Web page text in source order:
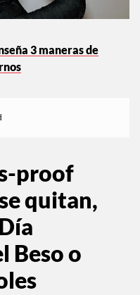
3 maneras de
proof
quitan,
Beso o